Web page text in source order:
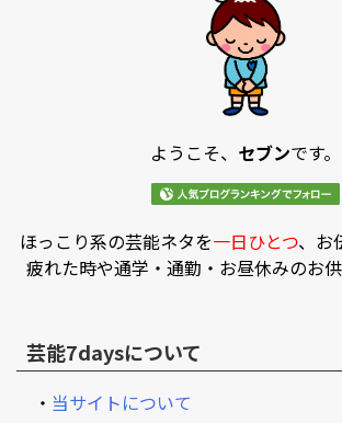
ようこそ、 セブンです。
ほっこり系の芸能ネタを一日ひとつ、お
疲れた時や通学・通勤・お昼休みのお供
芸能7daysについて
・ 当サイトについて